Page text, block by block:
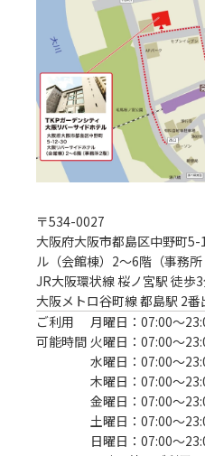
〒534-0027
大阪府大阪市都島区中野町
ル（会館棟）2～6階（事務所
JR大阪環状線 桜ノ宮駅 徒歩
大阪メトロ谷町線 都島駅 2
ご利用
可能時間
月曜日：07:00〜
火曜日：07:00〜
水曜日：07:00〜
木曜日：07:00〜
金曜日：07:00〜
土曜日：07:00〜
日曜日：07:00〜